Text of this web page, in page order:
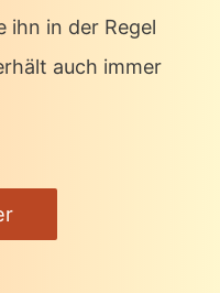
ihn in der Regel
auch immer